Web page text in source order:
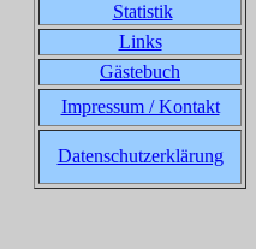
Statistik
Links
Gästebuch
Impressum / Kontakt
Datenschutzerklärung